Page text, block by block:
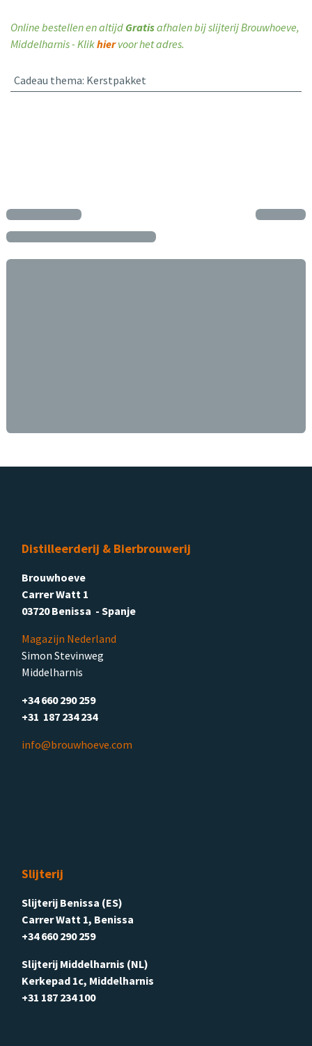
Online bestellen en altijd Gratisafhalen bij slijterij Brouwhoeve,
Middelharnis - Klikhiervoor het adres.
Cadeau thema: Kerstpakket
Distilleerderij & Bierbrouwerij
Brouwhoeve
Carrer Watt 1
03720 Benissa - Spanje
Magazijn Nederland
Simon Stevinweg
Middelharnis
+34 660 290 259
+31 187 234 234
info@brouwhoeve.com
Slijterij
Slijterij Benissa (ES)
Carrer Watt 1, Benissa
+34 660 290 259
Slijterij Middelharnis (NL)
Kerkepad 1c, Middelharnis
+31 187 234 100